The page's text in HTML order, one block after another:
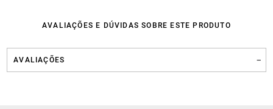
AVALIAÇÕES E DÚVIDAS SOBRE ESTE PRODUTO
AVALIAÇÕES